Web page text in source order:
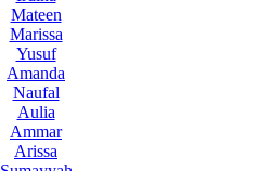
Mateen
Marissa
Yusuf
Amanda
Naufal
Aulia
Ammar
Arissa